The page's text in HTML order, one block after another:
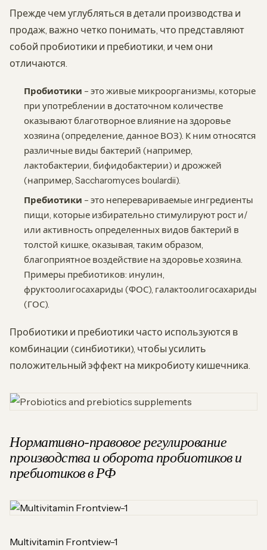
Прежде чем углубляться в детали производства и
продаж, важно четко понимать, что представляют
собой пробиотики и пребиотики, и чем они
отличаются.
Пробиотики – это живые микроорганизмы, которые
при употреблении в достаточном количестве
оказывают благотворное влияние на здоровье
хозяина (определение, данное ВОЗ). К ним относятся
различные виды бактерий (например,
лактобактерии, бифидобактерии) и дрожжей
(например, Saccharomyces boulardii).
Пребиотики – это неперевариваемые ингредиенты
пищи, которые избирательно стимулируют рост и/
или активность определенных видов бактерий в
толстой кишке, оказывая, таким образом,
благоприятное воздействие на здоровье хозяина.
Примеры пребиотиков: инулин,
фруктоолигосахариды (ФОС), галактоолигосахариды
(ГОС).
Пробиотики и пребиотики часто используются в
комбинации (синбиотики), чтобы усилить
положительный эффект на микробиоту кишечника.
Нормативно-правовое регулирование
производства и оборота пробиотиков и
пребиотиков в РФ
Multivitamin Frontview-1